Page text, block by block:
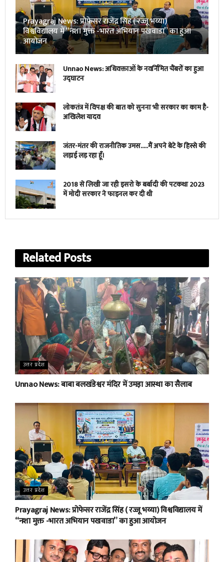
Prayagraj News: प्रोफेसर राजेंद्र सिंह ( रज्जू भय्या)
विश्वविद्यालय में “नशा मुक्त -भारत अभियान पखवाडा” का हुआ
आयोजन
Unnao News: अधिवक्ताओं के नवर्निमित चैंबरों का हुआ
उद्घाटन
लोकतंत्र में विपक्ष की बात को सुनना भी सरकार का काम है-
अखिलेश यादव
जंतर-मंतर की राजनीतिक उमस…..मैं अपने बेटे के हिस्से की
लड़ाई लड़ रहा हूँ।
2018 से लिखी जा रही इसरो के बर्बादी की पटकथा 2023
में मोदी सरकार ने फाइनल कर दी थी
RelatedPosts
उत्तर प्रदेश
Unnao News: बाबा बलखंडेश्वर मंदिर में उमड़ा आस्था का सैलाब
उत्तर प्रदेश
Prayagraj News: प्रोफेसर राजेंद्र सिंह ( रज्जू भय्या) विश्वविद्यालय में
“नशा मुक्त -भारत अभियान पखवाडा” का हुआ आयोजन